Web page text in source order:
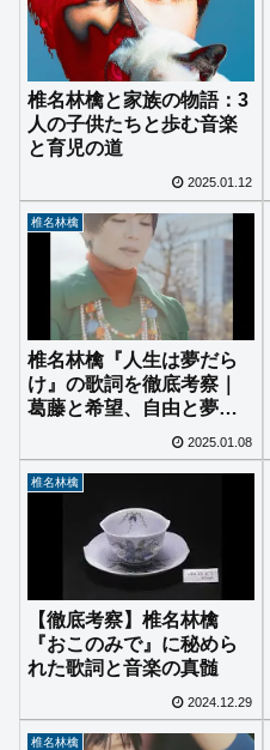
椎名林檎と家族の物語：3
人の子供たちと歩む音楽
と育児の道
2025.01.12
椎名林檎
椎名林檎『人生は夢だら
け』の歌詞を徹底考察｜
葛藤と希望、自由と夢の
2025.01.08
椎名林檎
【徹底考察】椎名林檎
『おこのみで』に秘めら
れた歌詞と音楽の真髄
2024.12.29
椎名林檎